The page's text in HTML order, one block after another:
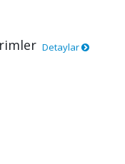
Detaylar